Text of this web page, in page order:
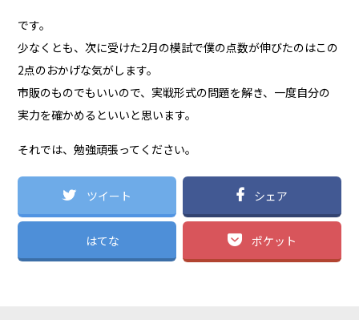
です。
少なくとも、次に受けた2月の模試で僕の点数が伸びたのはこの
2点のおかげな気がします。
市販のものでもいいので、実戦形式の問題を解き、一度自分の
実力を確かめるといいと思います。
それでは、勉強頑張ってください。
ツイート シェア
はてな ポケット